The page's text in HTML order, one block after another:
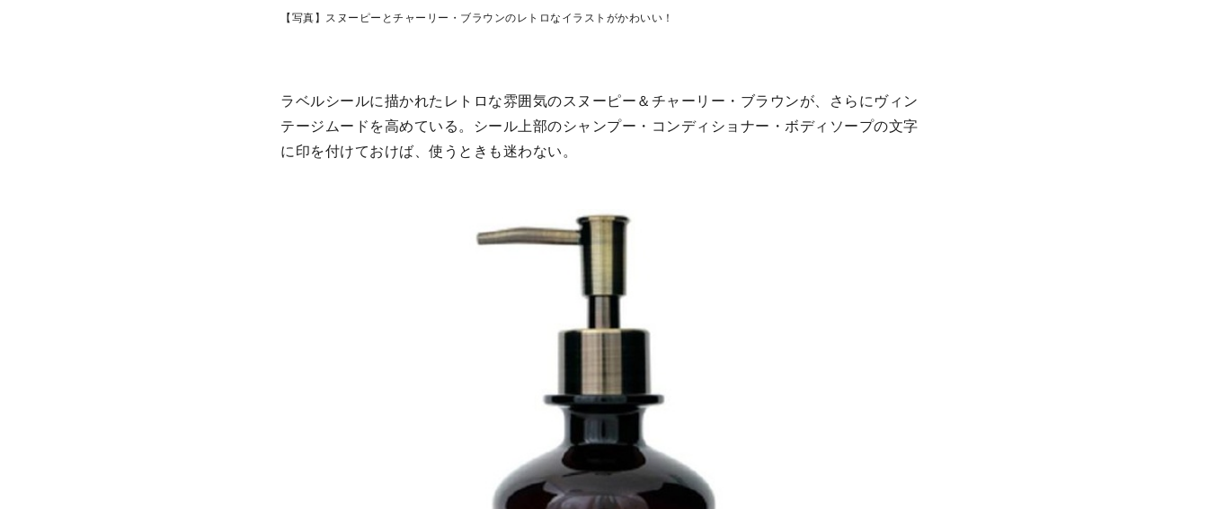
【写真】スヌーピーとチャーリー・ブラウンのレトロなイラストがかわいい！
ラベルシールに描かれたレトロな雰囲気のスヌーピー＆チャーリー・ブラウンが、さらにヴィン
テージムードを高めている。シール上部のシャンプー・コンディショナー・ボディソープの文字
に印を付けておけば、使うときも迷わない。